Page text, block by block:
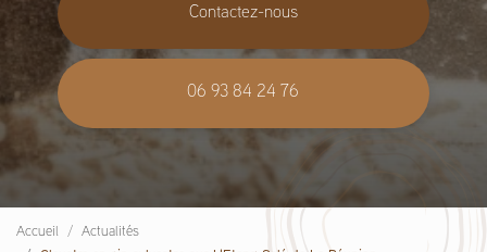
Contactez-nous
06 93 84 24 76
Accueil
Actualités